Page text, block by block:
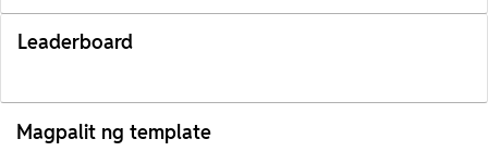
Leaderboard
Magpalit ng template